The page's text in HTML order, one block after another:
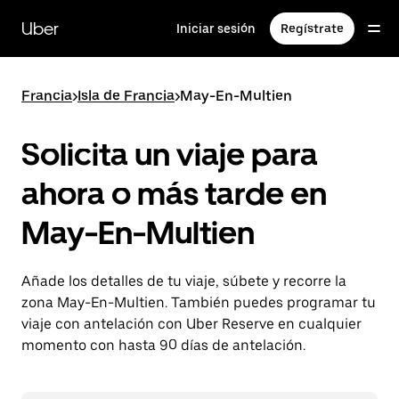
contenido
principal
Uber Iniciar sesión Regístrate
Francia>Isla de Francia>May-En-Multien
Solicita un viaje para
ahora o más tarde en
May-En-Multien
Añade los detalles de tu viaje, súbete y recorre la
zona May-En-Multien. También puedes programar tu
viaje con antelación con Uber Reserve en cualquier
momento con hasta 90 días de antelación.